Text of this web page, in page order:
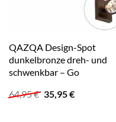
QAZQA Design-Spot
dunkelbronze dreh- und
schwenkbar – Go
64,95€ Ursprünglicher
35,95€Aktueller